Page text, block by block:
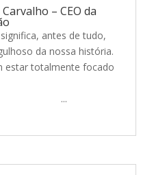
– CEO da
antes de tudo,
da nossa história.
estar totalmente focado
frente."